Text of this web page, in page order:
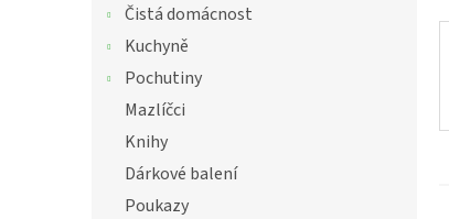
Čistá domácnost
Kuchyně
Pochutiny
Mazlíčci
Knihy
Dárkové balení
Poukazy